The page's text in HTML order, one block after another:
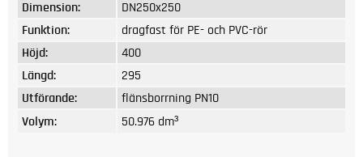
Dimension:
DN250x250
Funktion:
dragfast för PE- och PVC-rör
Höjd:
400
Längd:
295
Utförande:
flänsborrning PN10
Volym:
50.976 dm³